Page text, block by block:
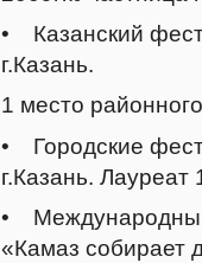
• Казанский
г.Казань.
1 место
• Городские
г.Казань. Лауреат
•
«Камаз собирает